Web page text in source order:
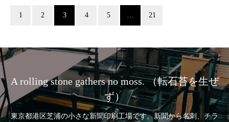
1 2 3 4 5 21
A rolling stone gathers no moss. （転石苔を生ぜ
ず）
東京都港区芝浦の小さな新聞印刷工場です。新聞から名刺、チラ